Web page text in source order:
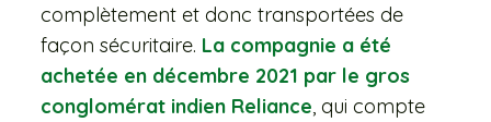
complètement et donc transportées de
façon sécuritaire. La compagnie a été
achetée en décembre 2021 par le gros
conglomérat indien Reliance , qui compte